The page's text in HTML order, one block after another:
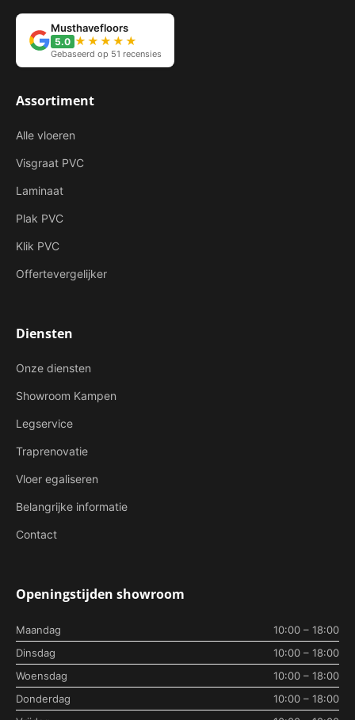
Musthavefloors
5.0 ★★★★★
Gebaseerd op 51 recensies
Assortiment
Alle vloeren
Visgraat PVC
Laminaat
Plak PVC
Klik PVC
Offertevergelijker
Diensten
Onze diensten
Showroom Kampen
Legservice
Traprenovatie
Vloer egaliseren
Belangrijke informatie
Contact
Openingstijden showroom
Maandag
10:00 – 18:00
Dinsdag
10:00 – 18:00
Woensdag
10:00 – 18:00
Donderdag
10:00 – 18:00